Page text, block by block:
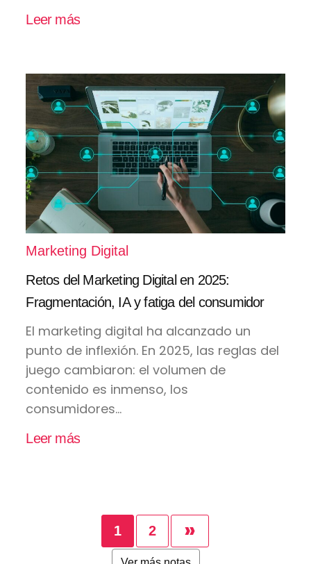
Leer más
Marketing Digital
Retos del Marketing Digital en 2025:
Fragmentación, IA y fatiga del consumidor
El marketing digital ha alcanzado un
punto de inflexión. En 2025, las reglas del
juego cambiaron: el volumen de
contenido es inmenso, los
consumidores...
Leer más
1 2 »